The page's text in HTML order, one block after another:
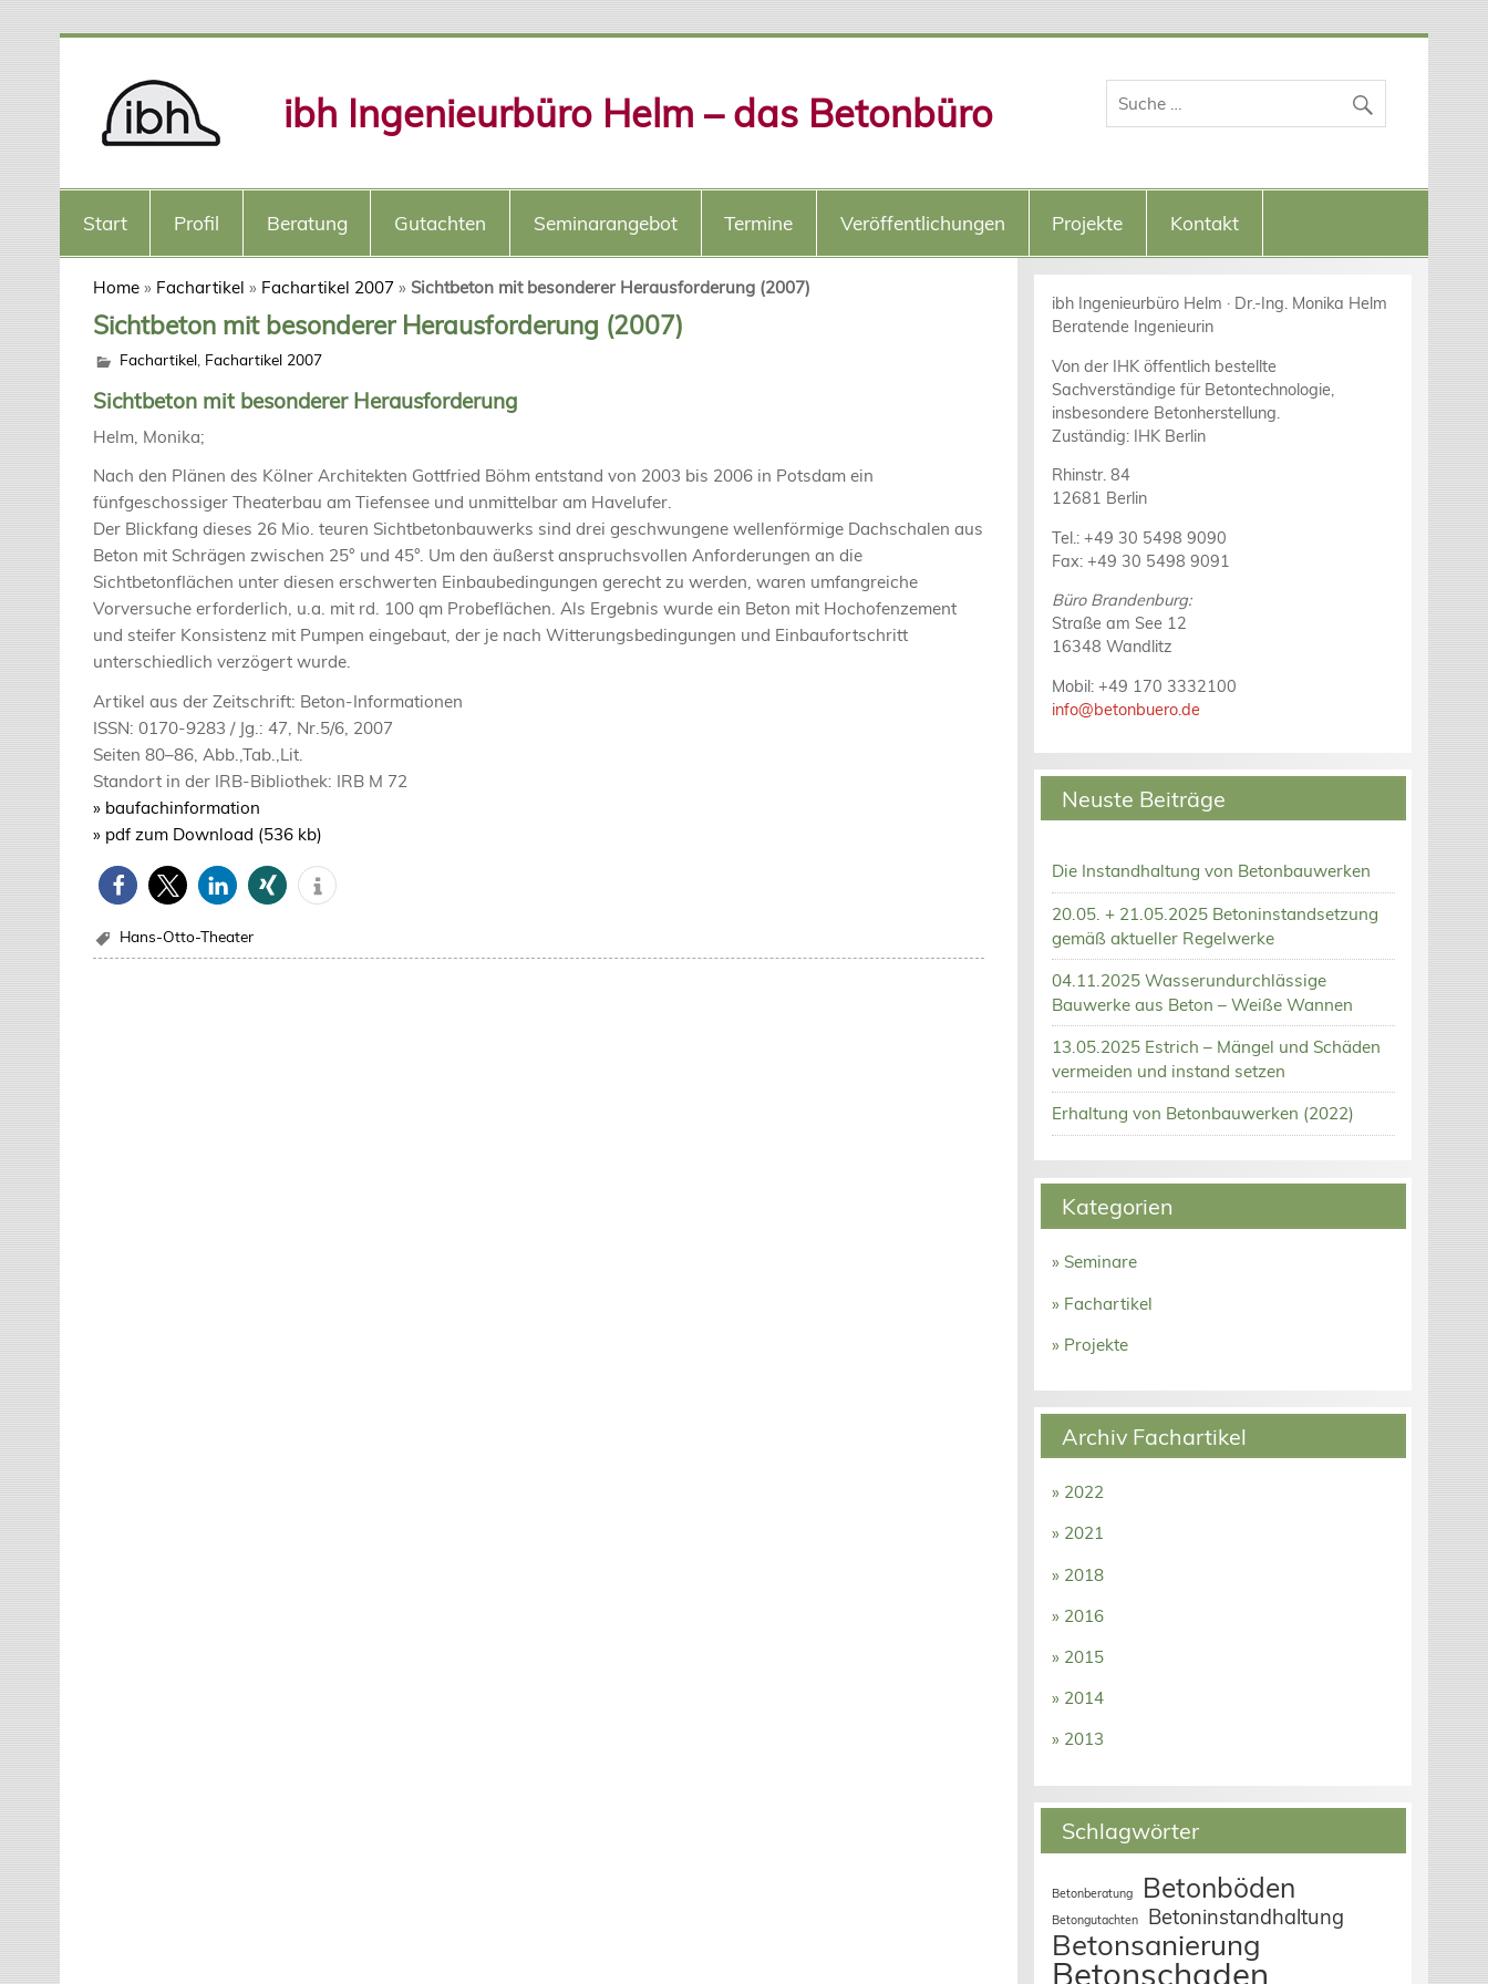
ibh Ingenieurbüro Helm – das Betonbüro
Start Profil Beratung Gutachten Seminarangebot Termine Veröffentlichungen Projekte Kontakt
Home » Fachartikel » Fachartikel 2007 » Sichtbeton mit besonderer Herausforderung (2007)
Sichtbeton mit besonderer Herausforderung (2007)
Fachartikel Fachartikel 2007
Sichtbeton mit besonderer Herausforderung
Helm, Monika;
Nach den Plänen des Kölner Architekten Gottfried Böhm entstand von 2003 bis 2006 in Potsdam ein
fünfgeschossiger Theaterbau am Tiefensee und unmittelbar am Havelufer.
Der Blickfang dieses 26 Mio. teuren Sichtbetonbauwerks sind drei geschwungene wellenförmige Dachschalen aus
Beton mit Schrägen zwischen 25° und 45°. Um den äußerst anspruchsvollen Anforderungen an die
Sichtbetonflächen unter diesen erschwerten Einbaubedingungen gerecht zu werden, waren umfangreiche
Vorversuche erforderlich, u.a. mit rd. 100 qm Probeflächen. Als Ergebnis wurde ein Beton mit Hochofenzement
und steifer Konsistenz mit Pumpen eingebaut, der je nach Witterungsbedingungen und Einbaufortschritt
unterschiedlich verzögert wurde.
Artikel aus der Zeitschrift: Beton-Informationen
ISSN: 0170-9283 / Jg.: 47, Nr.5/6, 2007
Seiten 80–86, Abb.,Tab.,Lit.
Standort in der IRB-Bibliothek: IRB M 72
» baufachinformation
» pdf zum Download (536 kb)
Hans-Otto-Theater
ibh Ingenieurbüro Helm · Dr.-Ing. Monika Helm
Beratende Ingenieurin
Von der IHK öffentlich bestellte
Sachverständige für Betontechnologie,
insbesondere Betonherstellung.
Zuständig: IHK Berlin
Rhinstr. 84
12681 Berlin
Tel.: +49 30 5498 9090
Fax: +49 30 5498 9091
Büro Brandenburg:
Straße am See 12
16348 Wandlitz
Mobil: +49 170 3332100
info@betonbuero.de
Neuste Beiträge
Die Instandhaltung von Betonbauwerken
20.05. + 21.05.2025 Betoninstandsetzung
gemäß aktueller Regelwerke
04.11.2025 Wasserundurchlässige
Bauwerke aus Beton – Weiße Wannen
13.05.2025 Estrich – Mängel und Schäden
vermeiden und instand setzen
Erhaltung von Betonbauwerken (2022)
Kategorien
» Seminare
» Fachartikel
» Projekte
Archiv Fachartikel
» 2022
» 2021
» 2018
» 2016
» 2015
» 2014
» 2013
Schlagwörter
Betonberatung Betonböden
Betongutachten Betoninstandhaltung
Betonsanierung
Betonschaden